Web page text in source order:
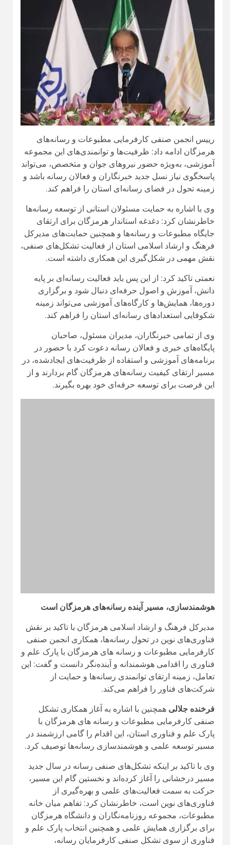
رییس انجمن صنفی کارفرمایی مطبوعات و رسانه‌های
هرمزگان ادامه داد: ظرفیت‌ها و توانمندی‌های این مجموعه
آموزشی، به‌ویژه حضور نیروهای جوان و متخصص، می‌تواند
پاسخگوی نیاز نسل جدید خبرنگاران و فعالان رسانه باشد و
زمینه تحول در فضای رسانه‌ای استان را فراهم کند.
وی با اشاره به حمایت مسئولان استانی از توسعه رسانه‌ها
خاطرنشان کرد: دغدغه استاندار هرمزگان برای ارتقای
جایگاه مطبوعات و رسانه‌ها و همچنین حمایت‌های مدیرکل
فرهنگ و ارشاد اسلامی استان از فعالیت تشکل‌های صنفی،
نقش مهمی در شکل‌گیری این همکاری داشته است.
نعمتی تاکید کرد: از این پس باید فعالیت رسانه‌ای بر پایه
دانش، آموزش و اصول حرفه‌ای دنبال شود و برگزاری
دوره‌ها، همایش‌ها و کارگاه‌های آموزشی می‌تواند زمینه
شکوفایی استعدادهای رسانه‌ای استان را فراهم کند.
وی از تمامی خبرنگاران، مدیران مسئول، صاحبان
پایگاه‌های خبری و فعالان رسانه دعوت کرد با حضور در
برنامه‌های آموزشی و استفاده از ظرفیت‌های ایجادشده، در
مسیر ارتقای کیفیت رسانه‌های هرمزگان گام بردارند و از
این فرصت برای توسعه حرفه‌ای خود بهره بگیرند.
همچنین با اشاره به آغاز همکاری تشکل‌
صنفی کارفرمایی مطبوعات و رسانه های هرمزگان با
پارک علم و فناوری استان، این اقدام را گامی ارزشمند در
مسیر توسعه علمی و هوشمندسازی رسانه‌ها توصیف کرد.
وی با تاکید بر اینکه تشکل‌های صنفی رسانه در سال جدید
مسیر درخشانی را آغاز کرده‌اند و نخستین گام این مسیر،
حرکت به سمت فعالیت‌های علمی و بهره‌گیری از
فناوری‌های نوین است، خاطرنشان کرد: تفاهم میان خانه
مطبوعات، مجموعه روزنامه‌نگاران و دانشگاه هرمزگان
برای برگزاری همایش علمی و همچنین انتخاب پارک علم و
فناوری از سوی تشکل صنفی کارفرمایان رسانه،
نشان‌دهنده نگاهی آینده‌نگر و هوشمندانه است.
جلالی با تاکید بر اینکه هوشمندسازی امروز به یکی از
مهم‌ترین ظرفیت‌های توسعه رسانه تبدیل شده است، گفت:
رسانه‌ها باید هم از ابزارهای نوین استفاده کنند و هم به‌طور
مستمر دانش و مهارت‌های خود را به‌روز نگه دارند، چرا که
حتی فاصله‌ای کوتاه از تحولات فناوری، می‌تواند موجب
عقب‌ماندگی از ظرفیت‌های جدید و فرصت‌های ارزشمند
این حوزه شود.